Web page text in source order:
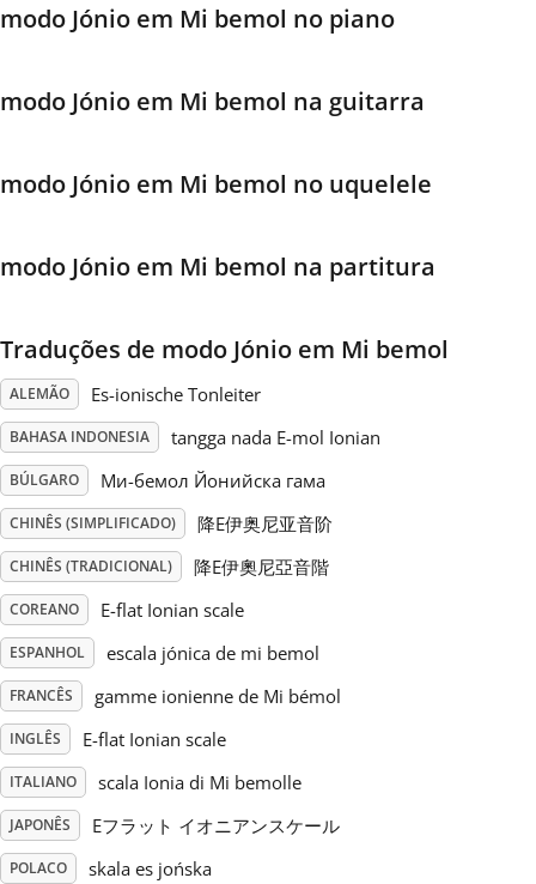
हिन्दी
Italiano
Русский
Svenska
Tiếng Việt
Türkçe
Українська
简体中文
modo Jónio em Mi bemol no piano
modo Jónio em Mi bemol na guitarra
modo Jónio em Mi bemol no uquelele
modo Jónio em Mi bemol na partitura
Traduções de modo Jónio em Mi bemol
ALEMÃO Es-ionische Tonleiter
BAHASA INDONESIA tangga nada E-mol Ionian
BÚLGARO Mи-бемол Йонийска гама
CHINÊS (SIMPLIFICADO) 降E伊奥尼亚音阶
CHINÊS (TRADICIONAL) 降E伊奧尼亞音階
COREANO E-flat Ionian scale
ESPANHOL escala jónica de mi bemol
FRANCÊS gamme ionienne de Mi bémol
INGLÊS E-flat Ionian scale
ITALIANO scala Ionia di Mi bemolle
JAPONÊS Eフラット イオニアンスケール
POLACO skala es jońska